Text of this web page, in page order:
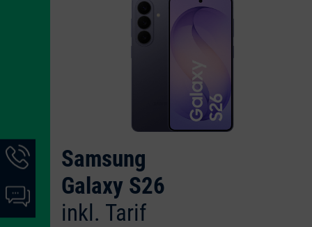
Samsung
Galaxy S26
inkl. Tarif
Hotline-
Informationen
werden
angezeigt
Chat-
Informationen